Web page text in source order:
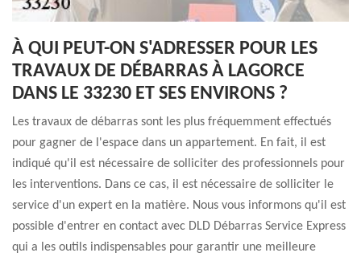
À QUI PEUT-ON S'ADRESSER POUR LES
TRAVAUX DE DÉBARRAS À LAGORCE
DANS LE 33230 ET SES ENVIRONS ?
Les travaux de débarras sont les plus fréquemment effectués
pour gagner de l'espace dans un appartement. En fait, il est
indiqué qu'il est nécessaire de solliciter des professionnels pour
les interventions. Dans ce cas, il est nécessaire de solliciter le
service d'un expert en la matière. Nous vous informons qu'il est
possible d'entrer en contact avec DLD Débarras Service Express
qui a les outils indispensables pour garantir une meilleure